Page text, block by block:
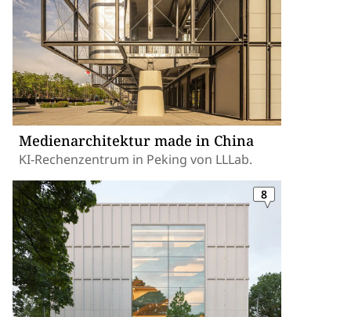
Medienarchitektur made in China
KI-Rechenzentrum in Peking von LLLab.
8